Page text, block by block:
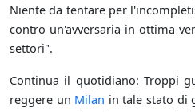
Niente da tentare per
contro un'avversaria in ottima
settori".
Continua il quotidiano: Troppi
reggere un Milan in tale stato di